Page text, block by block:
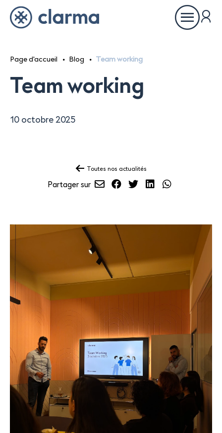
Ouvrir
le
À propos
Inspirations
Partenaires
SIÈGE PRINCIPAL
Chemin de Cousson 23
CH – 1032 Romanel-sur-Lausanne
+41 21 320 21 21
LOGISTIQUE
Chemin du Coteau 19
CH-1123 Aclens
Nous contacter
NOUS SUIVRE
Team working
Page d'accueil Blog Team working
10 octobre 2025
Toutes nos actualités
Partager sur EnvoyerPartager
Partager
PartagerPartager